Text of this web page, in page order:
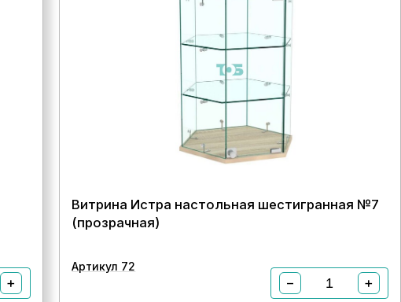
+
Витрина Истра настольная шестигранная №7
(прозрачная)
Артикул 72
− +